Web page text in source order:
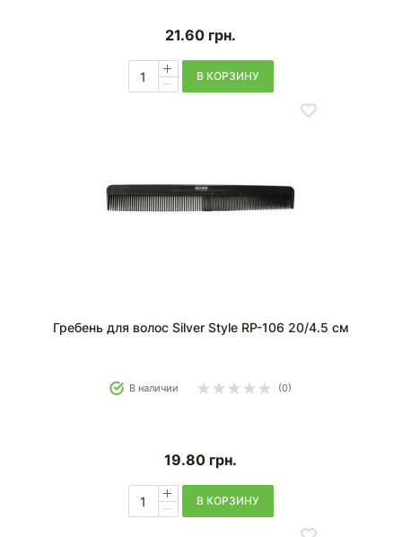
21.60 грн.
В КОРЗИНУ
Гребень для волос Silver Style RP-106 20/4.5 см
В наличии (0)
19.80 грн.
В КОРЗИНУ